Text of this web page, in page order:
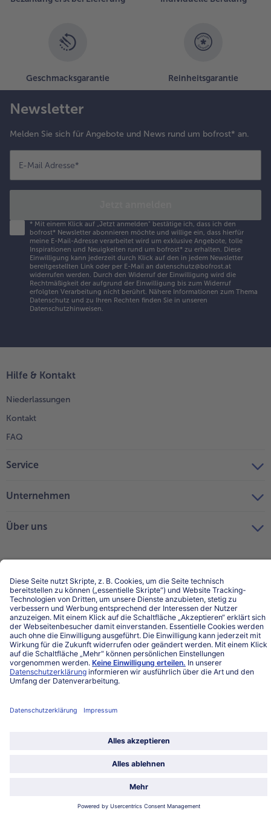
Geschmacksgarantie Reinheitsgarantie
Newsletter
Melden Sie sich für Angebote und News rund um bofrost* an.
E-Mail Adresse*
* Mit einem Klick auf „Jetzt anmelden" bestätige ich, dass ich den
bofrost* Newsletter abonnieren möchte und willige ein, dass hierfür
meine E-Mail-Adresse verarbeitet wird um exklusive Angebote, tolle
Inspirationen und Neuigkeiten rund um bofrost* zu erhalten. Diese
Einwilligung kann jederzeit durch Klick auf den in jedem Newsletter
bereitgestellten Link oder per E-Mail an datenschutz@bofrost.at
widerrufen werden. Durch den Widerruf der Einwilligung wird die
Rechtmäßigkeit der aufgrund der Einwilligung bis zum Widerruf
erfolgten Verarbeitung nicht berührt. Nähere Informationen zum Thema
Datenschutz und zu Ihren Rechten finden Sie in unseren
Datenschutzhinweisen.
Hilfe & Kontakt
Niederlassungen
Kontakt
FAQ
Service
Unternehmen
Über uns
Land / Sprache wählen